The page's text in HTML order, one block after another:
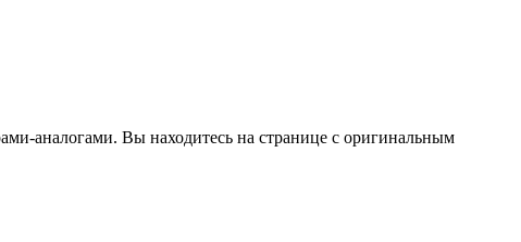
аналогами. Вы находитесь на странице с оригинальным